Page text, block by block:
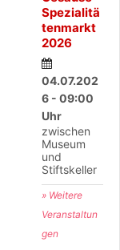
Spezialitä
tenmarkt
2026
04.07.202
6 - 09:00
Uhr
zwischen
Museum
und
Stiftskeller
» Weitere
Veranstaltun
gen